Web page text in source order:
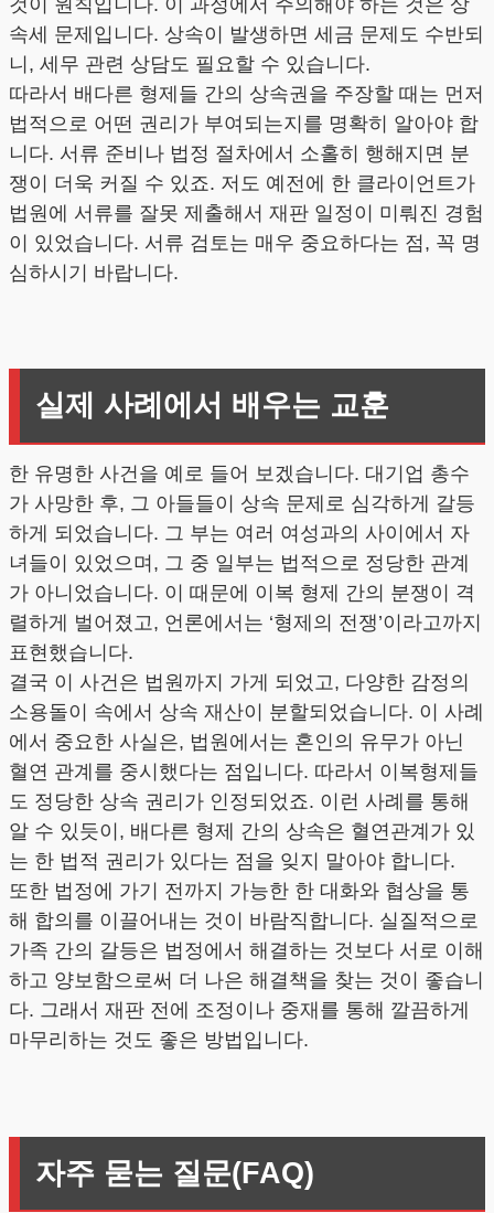
속세 문제입니다. 상속이 발생하면 세금 문제도 수반되
니, 세무 관련 상담도 필요할 수 있습니다.
따라서 배다른 형제들 간의 상속권을 주장할 때는 먼저
법적으로 어떤 권리가 부여되는지를 명확히 알아야 합
니다. 서류 준비나 법정 절차에서 소홀히 행해지면 분
쟁이 더욱 커질 수 있죠. 저도 예전에 한 클라이언트가
법원에 서류를 잘못 제출해서 재판 일정이 미뤄진 경험
이 있었습니다. 서류 검토는 매우 중요하다는 점, 꼭 명
심하시기 바랍니다.
실제 사례에서 배우는 교훈
한 유명한 사건을 예로 들어 보겠습니다. 대기업 총수
가 사망한 후, 그 아들들이 상속 문제로 심각하게 갈등
하게 되었습니다. 그 부는 여러 여성과의 사이에서 자
녀들이 있었으며, 그 중 일부는 법적으로 정당한 관계
가 아니었습니다. 이 때문에 이복 형제 간의 분쟁이 격
렬하게 벌어졌고, 언론에서는 ‘형제의 전쟁’이라고까지
표현했습니다.
결국 이 사건은 법원까지 가게 되었고, 다양한 감정의
소용돌이 속에서 상속 재산이 분할되었습니다. 이 사례
에서 중요한 사실은, 법원에서는 혼인의 유무가 아닌
혈연 관계를 중시했다는 점입니다. 따라서 이복형제들
도 정당한 상속 권리가 인정되었죠. 이런 사례를 통해
알 수 있듯이, 배다른 형제 간의 상속은 혈연관계가 있
는 한 법적 권리가 있다는 점을 잊지 말아야 합니다.
또한 법정에 가기 전까지 가능한 한 대화와 협상을 통
해 합의를 이끌어내는 것이 바람직합니다. 실질적으로
가족 간의 갈등은 법정에서 해결하는 것보다 서로 이해
하고 양보함으로써 더 나은 해결책을 찾는 것이 좋습니
다. 그래서 재판 전에 조정이나 중재를 통해 깔끔하게
마무리하는 것도 좋은 방법입니다.
자주 묻는 질문(FAQ)